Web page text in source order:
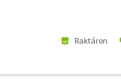
Raktáron